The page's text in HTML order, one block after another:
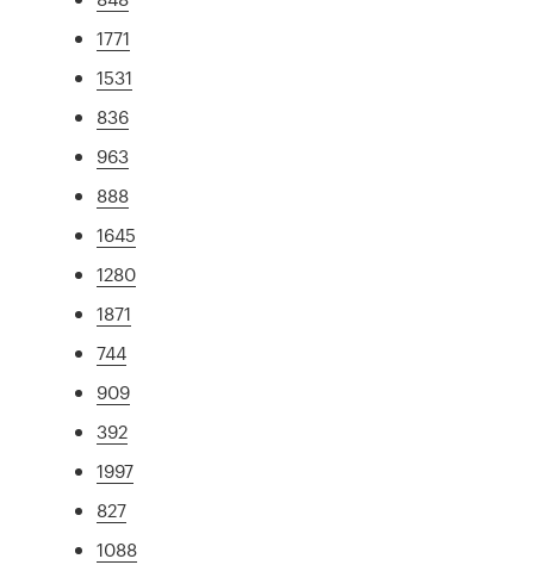
1771
1531
836
963
888
1645
1280
1871
744
909
392
1997
827
1088